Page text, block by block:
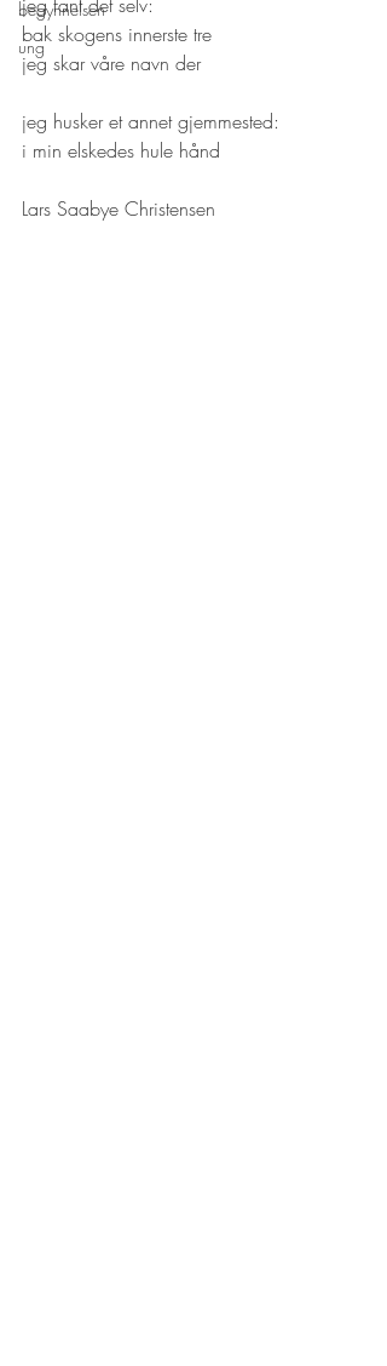
begynnelsen
ung
bak skogens innerste tre
jeg skar våre navn der
jeg husker et annet gjemmested:
i min elskedes hule hånd
Lars Saabye Christensen